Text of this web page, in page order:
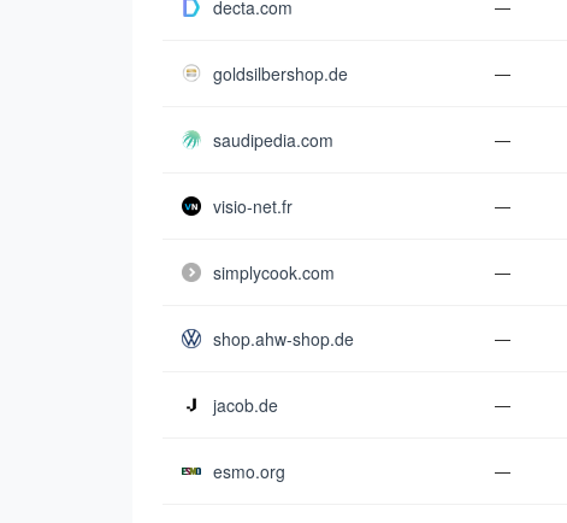
decta.com —
goldsilbershop.de —
saudipedia.com —
visio-net.fr —
simplycook.com —
shop.ahw-shop.de —
jacob.de —
esmo.org —